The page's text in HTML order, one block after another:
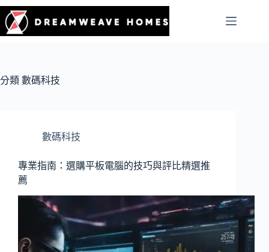
分類 數碼科技
數碼科技
專業指南：選購平板電腦的技巧與評比精選推
薦